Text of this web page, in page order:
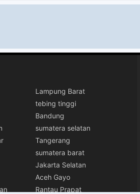
Lampung Barat
tebing tinggi
Bandung
sumatera selatan
Tangerang
sumatera barat
Jakarta Selatan
Aceh Gayo
Rantau Prapat